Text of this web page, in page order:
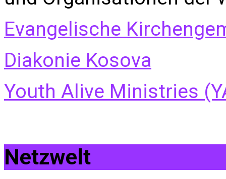
Evangelische
Diakonie Kosova
Youth Alive Ministries
Netzwelt